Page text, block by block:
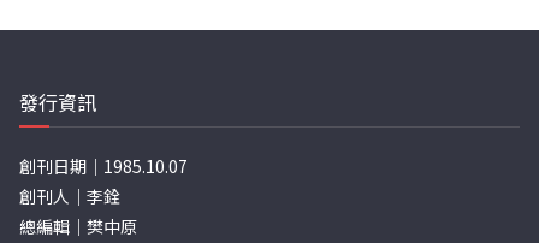
發行資訊
創刊日期｜1985.10.07
創刊人｜李銓
總編輯｜樊中原